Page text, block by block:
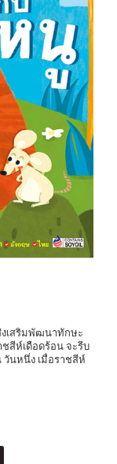
เสริมพัฒนาทักษะ
ชสีห์เดือดร้อน จะรีบ
นหนึ่ง เมื่อราชสีห์